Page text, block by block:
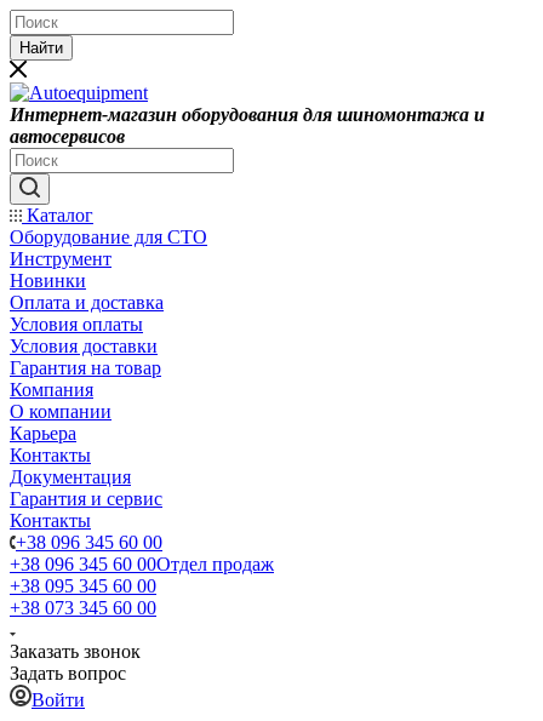
Найти
Интернет-магазин оборудования для шиномонтажа и
автосервисов
Каталог
Оборудование для СТО
Инструмент
Новинки
Оплата и доставка
Условия оплаты
Условия доставки
Гарантия на товар
Компания
О компании
Карьера
Контакты
Документация
Гарантия и сервис
Контакты
+38 096 345 60 00
+38 096 345 60 00Отдел продаж
+38 095 345 60 00
+38 073 345 60 00
Заказать звонок
Задать вопрос
Войти